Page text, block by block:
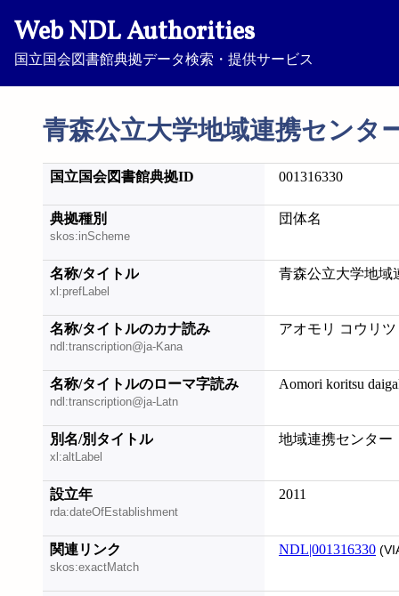
Web NDL Authorities
国立国会図書館典拠データ検索・提供サービス
青森公立大学地域連携センタ
国立国会図書館典拠ID 001316330
典拠種別
skos:inScheme
団体名
名称/タイトル
xl:prefLabel
青森公立大学地域
名称/タイトルのカナ読み
ndl:transcription@ja-Kana
アオモリ コウリ
名称/タイトルのローマ字読み
ndl:transcription@ja-Latn
Aomori koritsu
別名/別タイトル
xl:altLabel
地域連携センター
設立年
rda:dateOfEstablishment
2011
関連リンク
skos:exactMatch
NDL|001316330